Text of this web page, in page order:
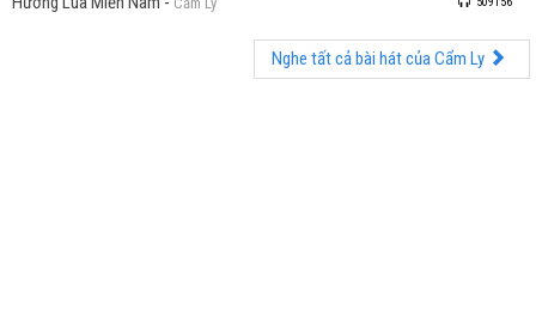
Nghe tất cả bài hát của Cẩm Ly